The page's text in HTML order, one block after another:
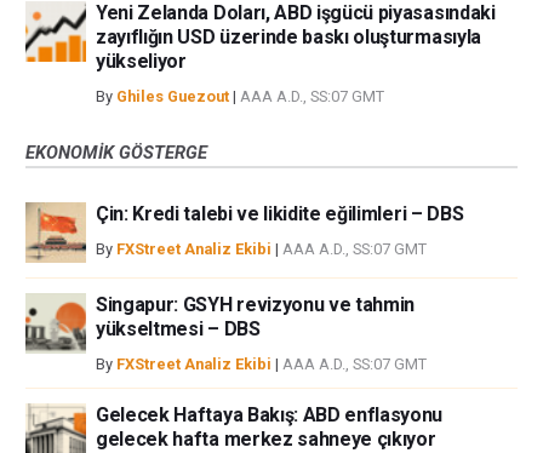
Yeni Zelanda Doları, ABD işgücü piyasasındaki
zayıflığın USD üzerinde baskı oluşturmasıyla
yükseliyor
By Ghiles Guezout | AAA A.D., SS:07 GMT
EKONOMIK GÖSTERGE
Çin: Kredi talebi ve likidite eğilimleri – DBS
By FXStreet Analiz Ekibi | AAA A.D., SS:07 GMT
Singapur: GSYH revizyonu ve tahmin
yükseltmesi – DBS
By FXStreet Analiz Ekibi | AAA A.D., SS:07 GMT
Gelecek Haftaya Bakış: ABD enflasyonu
gelecek hafta merkez sahneye çıkıyor